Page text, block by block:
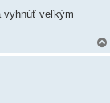
vyhnúť veľkým